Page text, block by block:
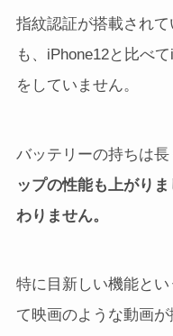
指紋認証が搭載され
も、iPhone12と比べ
をしていません。
バッテリーの持ちは長
ップの性能も上がり
わりません。
特に目新しい機能と
て映画のような動画